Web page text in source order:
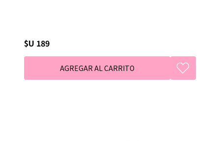
$U 189